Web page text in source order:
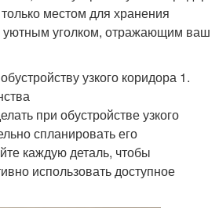
местом для хранения
уголком, отражающим ваш
узкого коридора 1.
при обустройстве узкого
спланировать его
каждую деталь, чтобы
использовать доступное